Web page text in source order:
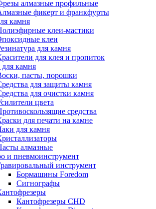
алмазные профильные
фикерт и франкфурты
камня
клеи-мастики
клеи
для камня
для клея и пропиток
камня
пасты, порошки
для защиты камня
для очистки камня
цвета
средства
для печати на камне
для камня
алмазные
и пневмоинструмент
инструмент
Бормашины Foredom
Сигнографы
Кантофрезеры CHD